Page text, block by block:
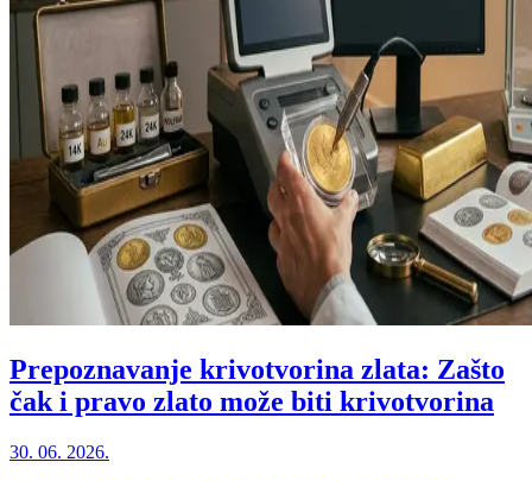
Prepoznavanje krivotvorina zlata: Zašto
čak i pravo zlato može biti krivotvorina
30. 06. 2026.